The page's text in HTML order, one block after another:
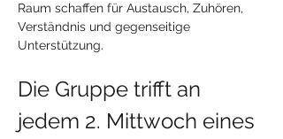
Raum schaffen für Austausch, Zuhören,
Verständnis und gegenseitige
Unterstützung.
Die Gruppe trifft an
jedem 2. Mittwoch eines